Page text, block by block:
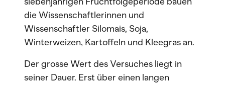
die Wissenschaftlerinnen und
Wissenschaftler Silomais, Soja,
Winterweizen, Kartoffeln und Kleegras an.
Der grosse Wert des Versuches liegt in
seiner Dauer. Erst über einen langen